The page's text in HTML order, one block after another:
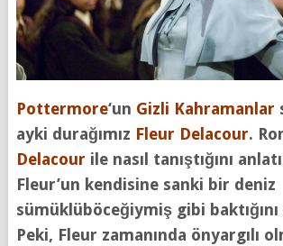
Pottermore‘un Gizli Kahramanlar
ayki durağımız Fleur Delacour.
Delacour ile nasıl tanıştığını
Fleur’un kendisine sanki bir deniz
sümüklüböceğiymiş gibi
Peki, Fleur zamanında önyargılı